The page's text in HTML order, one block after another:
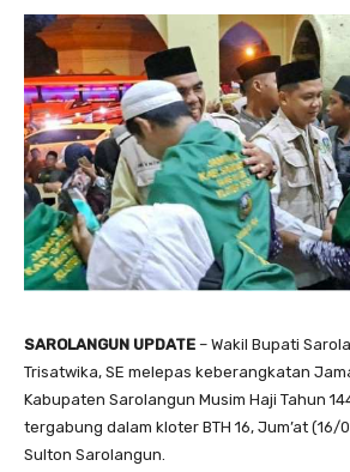
SAROLANGUN UPDATE – Wakil Bupati
Trisatwika, SE melepas keberangkatan
Kabupaten Sarolangun Musim Haji Tahun
tergabung dalam kloter BTH 16, Jum’at
Sulton Sarolangun.